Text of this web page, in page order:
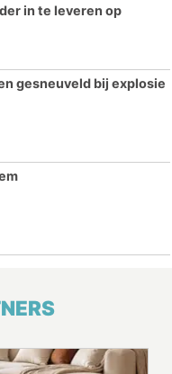
in te leveren op
gesneuveld bij explosie